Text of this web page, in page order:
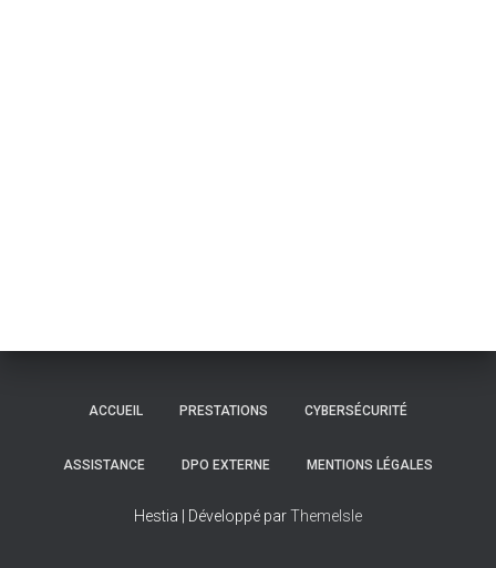
ACCUEIL PRESTATIONS CYBERSÉCURITÉ
ASSISTANCE DPO EXTERNE MENTIONS LÉGALES
Hestia | Développé parThemeIsle